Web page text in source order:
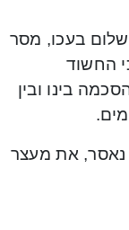
בעכו, מסר
החשוד
בינו ובין
נאסר, את מעצר